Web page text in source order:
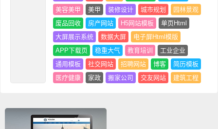
美容美甲
美甲 装修设计 城市规划
园林景观
废品回收
房产网站 H5网站模板
单页Html
大屏展示系统
数据大屏
电子屏Html模版
APP下载页
稳重大气 教育培训
工业企业
通用模板
社交网站 招聘网站 博客
简历模板
医疗健康
家政 搬家公司 交友网站 建筑工程